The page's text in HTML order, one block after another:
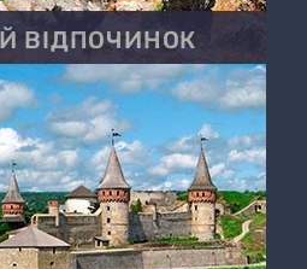
ВІДПОЧИНОК